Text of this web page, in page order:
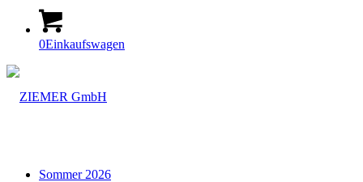
0Einkaufswagen
Sommer 2026